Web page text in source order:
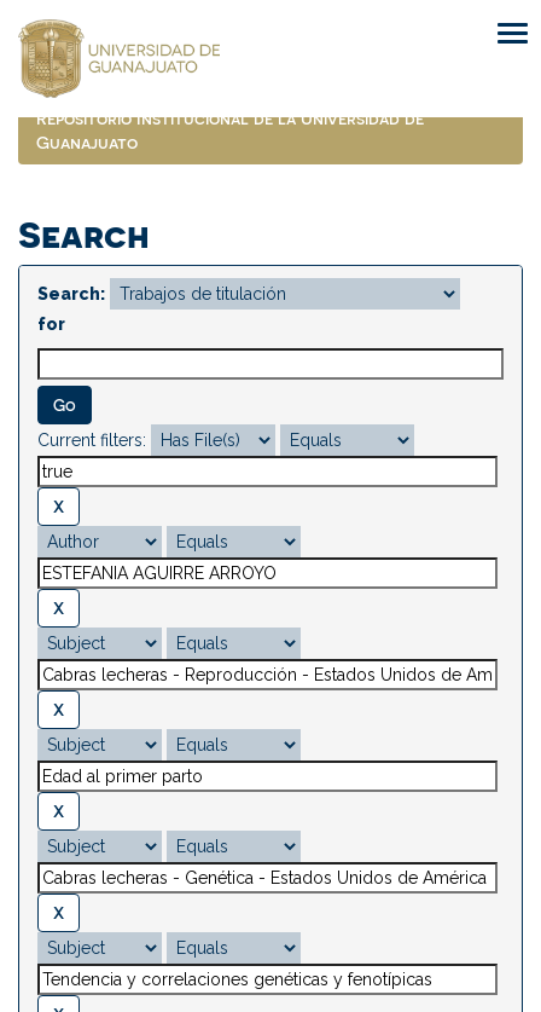
navigation
Repositorio Institucional de la Universidad de
Guanajuato
Search
Search:
for
Current filters: